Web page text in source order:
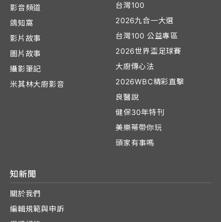
影音頻道
鴿知窩
影片故事
圖片故事
攝影筆記
米其林大廚影音
台灣100
2026九合一大選
台灣100 公益專區
2026世界盃足球賽
大廚傳心法
2026WBC精彩直擊
良醫說
健保30年特刊
美樂蒂帶你玩
頭家有事嗎
知新聞
關於我們
編輯規範與申訴